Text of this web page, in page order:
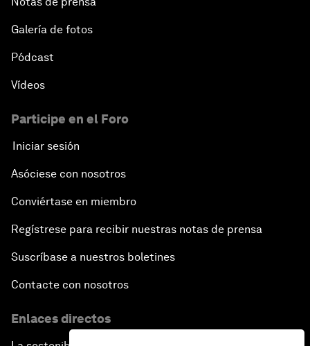
Galería de fotos
Pódcast
Vídeos
Participe en el Foro
Iniciar sesión
Asóciese con nosotros
Conviértase en miembro
Regístrese para recibir nuestras notas de prensa
Suscríbase a nuestros boletines
Contacte con nosotros
Enlaces directos